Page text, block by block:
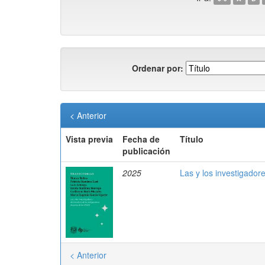
Ordenar por:
< Anterior
Vista previa
Fecha de
publicación
Título
2025 Las y los
< Anterior